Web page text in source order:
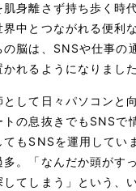
身離さず持ち歩く時
中とつながれる便利
脳は、SNSや仕事の
れるようになりました
して日々パソコンと
トの息抜きでもSNSで
てもSNSを運用してい
。「なんだか頭がす
てしまう」という、